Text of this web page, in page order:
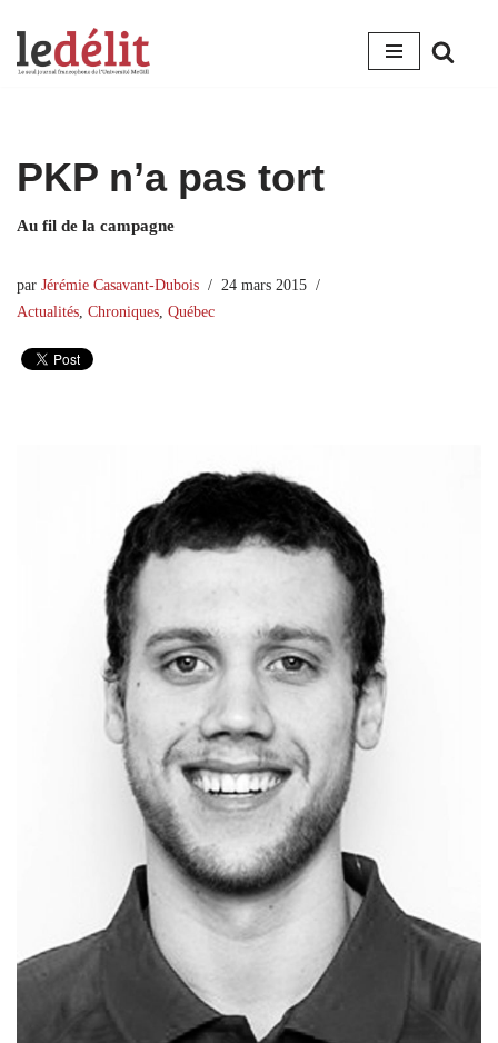
Aller
PKP n’a pas tort
Au fil de la campagne
par Jérémie Casavant-Dubois
24 mars 2015
Actualités Chroniques Québec